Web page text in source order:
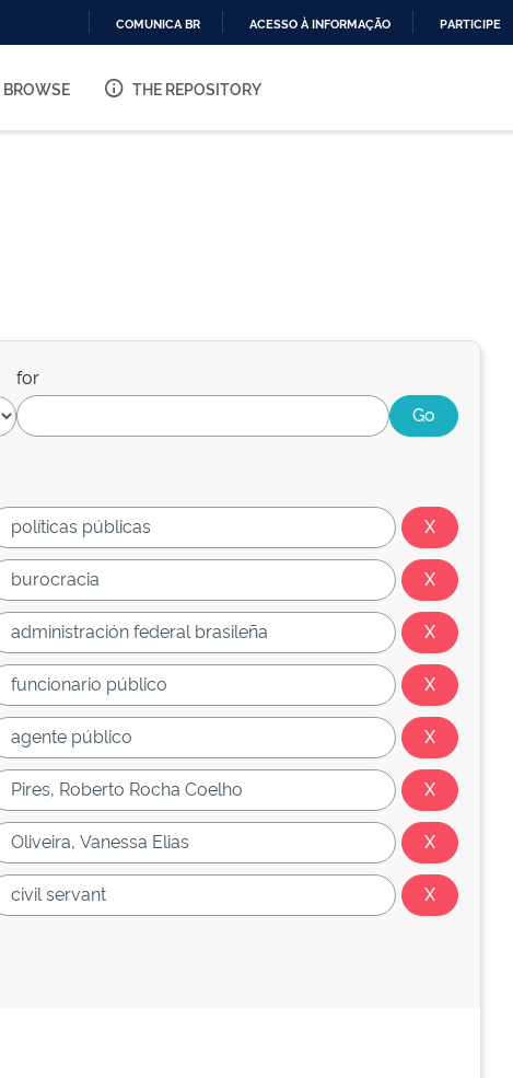
O
COMUNICA BR ACESSO À INFORMAÇÃO PARTICIPE
BROWSE THE REPOSITORY
for